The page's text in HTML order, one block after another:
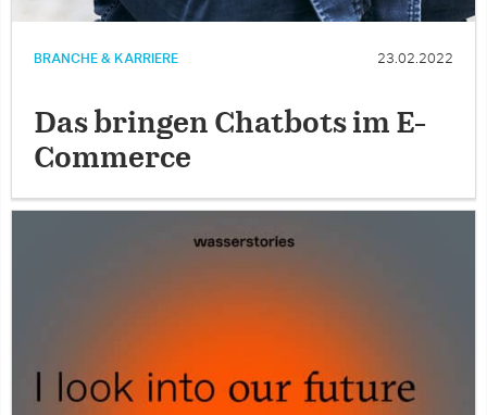
BRANCHE & KARRIERE 23.02.2022
Das bringen Chatbots im E-
Commerce